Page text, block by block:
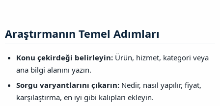
Araştırmanın Temel Adımları​
Konu çekirdeği belirleyin: Ürün, hizmet, kategori veya
ana bilgi alanını yazın.
Sorgu varyantlarını çıkarın: Nedir, nasıl yapılır, fiyat,
karşılaştırma, en iyi gibi kalıpları ekleyin.